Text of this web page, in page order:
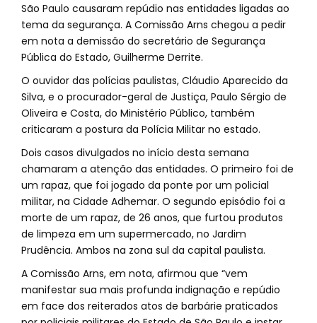
São Paulo causaram repúdio nas entidades ligadas ao
tema da segurança. A Comissão Arns chegou a pedir
em nota a demissão do secretário de Segurança
Pública do Estado, Guilherme Derrite.
O ouvidor das polícias paulistas, Cláudio Aparecido da
Silva, e o procurador-geral de Justiça, Paulo Sérgio de
Oliveira e Costa, do Ministério Público, também
criticaram a postura da Polícia Militar no estado.
Dois casos divulgados no início desta semana
chamaram a atenção das entidades. O primeiro foi de
um rapaz, que foi jogado da ponte por um policial
militar, na Cidade Adhemar. O segundo episódio foi a
morte de um rapaz, de 26 anos, que furtou produtos
de limpeza em um supermercado, no Jardim
Prudência. Ambos na zona sul da capital paulista.
A Comissão Arns, em nota, afirmou que “vem
manifestar sua mais profunda indignação e repúdio
em face dos reiterados atos de barbárie praticados